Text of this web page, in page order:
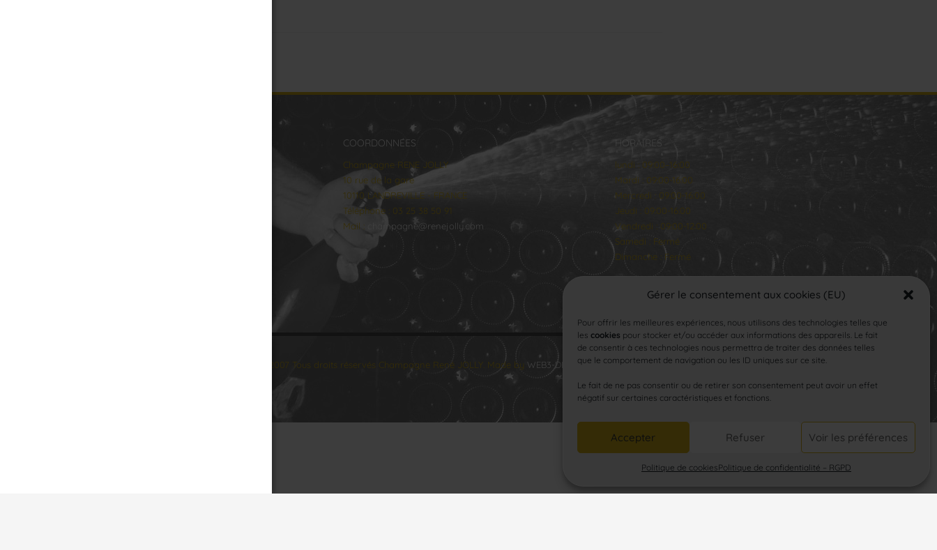
Gérer le consentement aux cookies (EU)
Pour offrir les meilleures expériences, nous utilisons des technologies telles que
les cookies pour stocker et/ou accéder aux informations des appareils. Le fait
de consentir à ces technologies nous permettra de traiter des données telles
que le comportement de navigation ou les ID uniques sur ce site.
Le fait de ne pas consentir ou de retirer son consentement peut avoir un effet
négatif sur certaines caractéristiques et fonctions.
Accepter Refuser Voir les préférences
Politique de cookiesPolitique de confidentialité – RGPD
COORDONNÉES
Champagne RENE JOLLY
10 rue de la gare
10110 LANDREVILLE - FRANCE
Téléphone : 03 25 38 50 91
Mail :
champagne@renejolly.com
HORAIRES
lundi : 09:00–16:00
Mardi : 09:00-16:00
Mercredi : 09:00-16:00
Jeudi : 09:00-16:00
Vendredi : 09:00-12:00
Samedi : Fermé
Dimanche : Fermé
© 2007 Tous droits réservés Champagne René JOLLY. Made by WEB3-DESIGN.